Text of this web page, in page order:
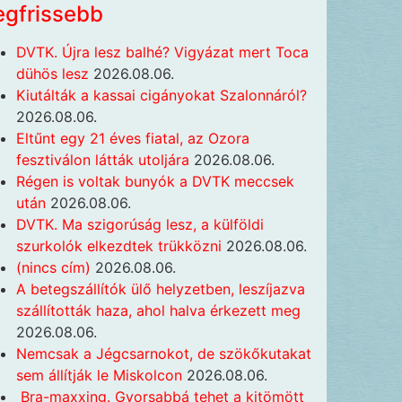
DVTK. Újra lesz balhé? Vigyázat mert Toca
dühös lesz 2026.08.06.
Kiutálták a kassai cigányokat Szalonnáról?
2026.08.06.
Eltűnt egy 21 éves fiatal, az Ozora
fesztiválon látták utoljára 2026.08.06.
Régen is voltak bunyók a DVTK meccsek
után 2026.08.06.
DVTK. Ma szigorúság lesz, a külföldi
szurkolók elkezdtek trükközni 2026.08.06.
(nincs cím) 2026.08.06.
A betegszállítók ülő helyzetben, leszíjazva
szállították haza, ahol halva érkezett meg
2026.08.06.
Nemcsak a Jégcsarnokot, de szökőkutakat
sem állítják le Miskolcon 2026.08.06.
Bra-maxxing. Gyorsabbá tehet a kitömött